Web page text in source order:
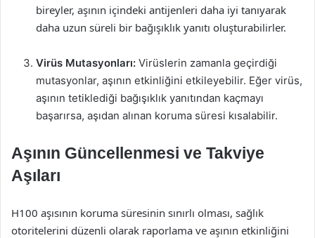
bireyler, aşının içindeki antijenleri daha iyi tanıyarak
daha uzun süreli bir bağışıklık yanıtı oluşturabilirler.
Virüs Mutasyonları: Virüslerin zamanla geçirdiği
mutasyonlar, aşının etkinliğini etkileyebilir. Eğer virüs,
aşının tetiklediği bağışıklık yanıtından kaçmayı
başarırsa, aşıdan alınan koruma süresi kısalabilir.
Aşının Güncellenmesi ve Takviye
Aşıları
H100 aşısının koruma süresinin sınırlı olması, sağlık
otoritelerini düzenli olarak raporlama ve aşının etkinliğini